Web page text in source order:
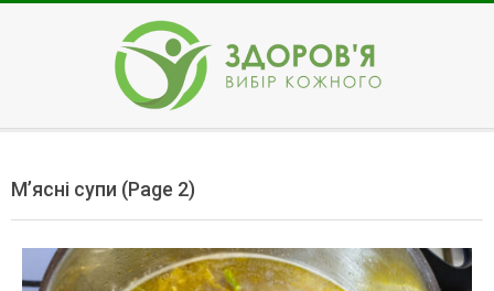
ЗДОРОВ'Я
Menu
М’ясні супи (Page 2)